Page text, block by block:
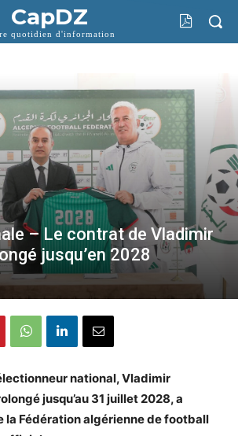
CapDZ
quotidien d'information
– Le contrat de Vladimir
jusqu’en 2028
national, Vladimir
jusqu’au 31 juillet 2028, a
la Fédération algérienne de football